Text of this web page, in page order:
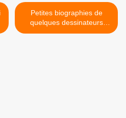
Petites biographies de
quelques dessinateurs
canadiens... >